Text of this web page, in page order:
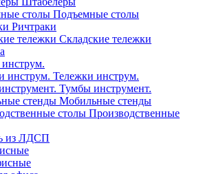
Подъемные столы
Ричтраки
Складские тележки
Тележки инструм.
Тумбы инструмент.
Мобильные стенды
Производственные
из ЛДСП